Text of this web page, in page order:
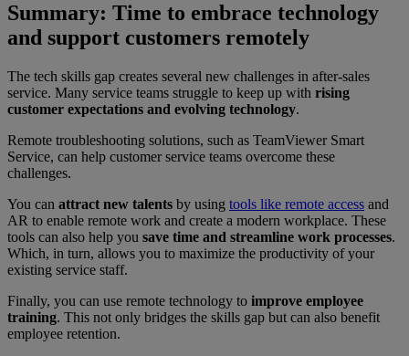
Summary: Time to embrace technology
and support customers remotely
The tech skills gap creates several new challenges in after-sales
service. Many service teams struggle to keep up with rising
customer expectations and evolving technology.
Remote troubleshooting solutions, such as TeamViewer Smart
Service, can help customer service teams overcome these
challenges.
You can attract new talents by using tools like remote access and
AR to enable remote work and create a modern workplace. These
tools can also help you save time and streamline work processes.
Which, in turn, allows you to maximize the productivity of your
existing service staff.
Finally, you can use remote technology to improve employee
training. This not only bridges the skills gap but can also benefit
employee retention.